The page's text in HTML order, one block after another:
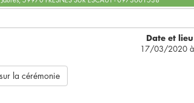
Date et
17/03/2020 à
la cérémonie